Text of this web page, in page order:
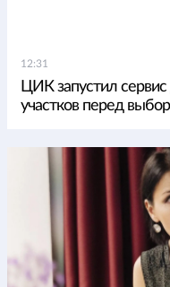
12:31
ЦИК запустил
участков перед